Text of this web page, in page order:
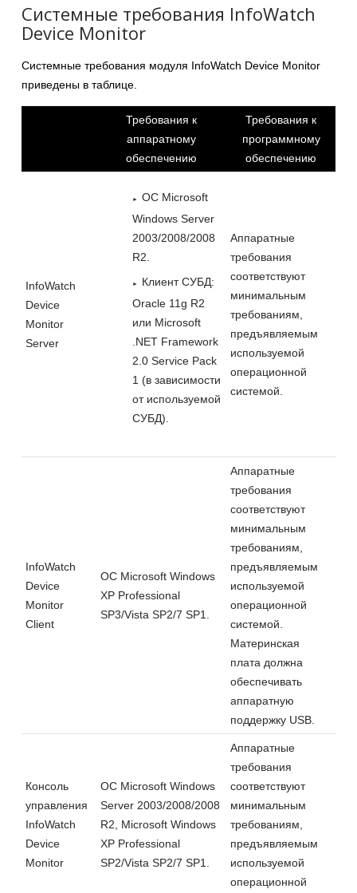
Системные требования InfoWatch
Device Monitor
Системные требования модуля InfoWatch Device Monitor
приведены в таблице.
Требования к
аппаратному
обеспечению
Требования к
программному
обеспечению
InfoWatch
Device
Monitor
Server
ОС Microsoft
Windows Server
2003/2008/2008
R2.
Клиент СУБД:
Oracle 11g R2
или Microsoft
.NET Framework
2.0 Service Pack
1 (в зависимости
от используемой
СУБД).
Аппаратные
требования
соответствуют
минимальным
требованиям,
предъявляемым
используемой
операционной
системой.
InfoWatch
Device
Monitor
Client
ОС Microsoft Windows
XP Professional
SP3/Vista SP2/7 SP1.
Аппаратные
требования
соответствуют
минимальным
требованиям,
предъявляемым
используемой
операционной
системой.
Материнская
плата должна
обеспечивать
аппаратную
поддержку USB.
Консоль
управления
InfoWatch
Device
Monitor
ОС Microsoft Windows
Server 2003/2008/2008
R2, Microsoft Windows
XP Professional
SP2/Vista SP2/7 SP1.
Аппаратные
требования
соответствуют
минимальным
требованиям,
предъявляемым
используемой
операционной